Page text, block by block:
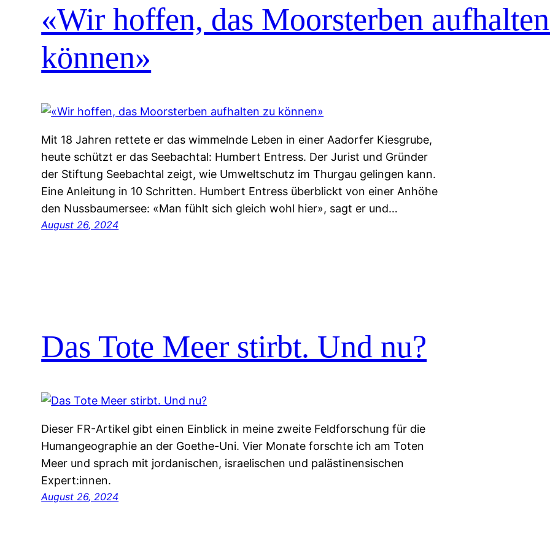
«Wir hoffen, das Moorsterben
können»
Mit 18 Jahren rettete er das wimmelnde Leben in einer Aadorfer Kiesgrube,
heute schützt er das Seebachtal: Humbert Entress. Der Jurist und Gründer
der Stiftung Seebachtal zeigt, wie Umweltschutz im Thurgau gelingen kann.
Eine Anleitung in 10 Schritten. Humbert Entress überblickt von einer Anhöhe
den Nussbaumersee: «Man fühlt sich gleich wohl hier», sagt er und…
August 26, 2024
Das Tote Meer stirbt. Und nu?
Dieser FR-Artikel gibt einen Einblick in meine zweite Feldforschung für die
Humangeographie an der Goethe-Uni. Vier Monate forschte ich am Toten
Meer und sprach mit jordanischen, israelischen und palästinensischen
Expert:innen.
August 26, 2024